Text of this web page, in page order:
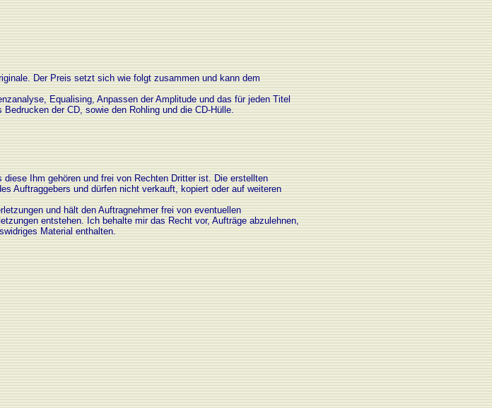
Der Preis setzt sich wie folgt zusammen und kann dem
Equalising, Anpassen der Amplitude und das für jeden Titel
der CD, sowie den Rohling und die CD-Hülle.
Ihm gehören und frei von Rechten Dritter ist. Die erstellten
Auftraggebers und dürfen nicht verkauft, kopiert oder auf weiteren
und hält den Auftragnehmer frei von eventuellen
entstehen. Ich behalte mir das Recht vor, Aufträge abzulehnen,
Material enthalten.